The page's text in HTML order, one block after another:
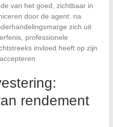
van het goed, zichtbaar in
door de agent: na
zich uit
professionele
invloed heeft op zijn
rendement